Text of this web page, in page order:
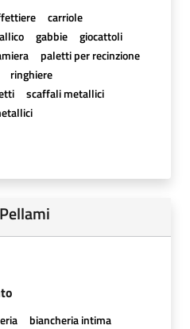
carriole
gabbie
giocattoli
paletti per recinzione
ringhiere
scaffali metallici
biancheria intima